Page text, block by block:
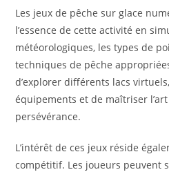
Les jeux de pêche sur glace
l’essence de cette activité en
météorologiques, les types de
techniques de pêche
d’explorer différents lacs
équipements et de maîtriser
persévérance.
L’intérêt de ces jeux réside
compétitif. Les joueurs peuvent